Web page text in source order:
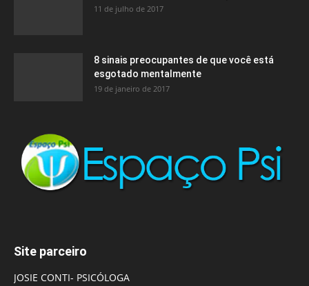
11 de julho de 2017
8 sinais preocupantes de que você está
esgotado mentalmente
19 de janeiro de 2017
Site parceiro
JOSIE CONTI- PSICÓLOGA